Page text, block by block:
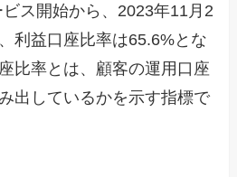
ス開始から、2023年11月2
利益口座比率は65.6%とな
比率とは、顧客の運用口座
出しているかを示す指標で